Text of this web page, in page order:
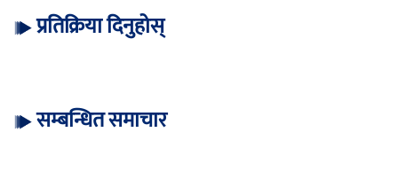
प्रतिक्रिया दिनुहोस्
सम्बन्धित समाचार